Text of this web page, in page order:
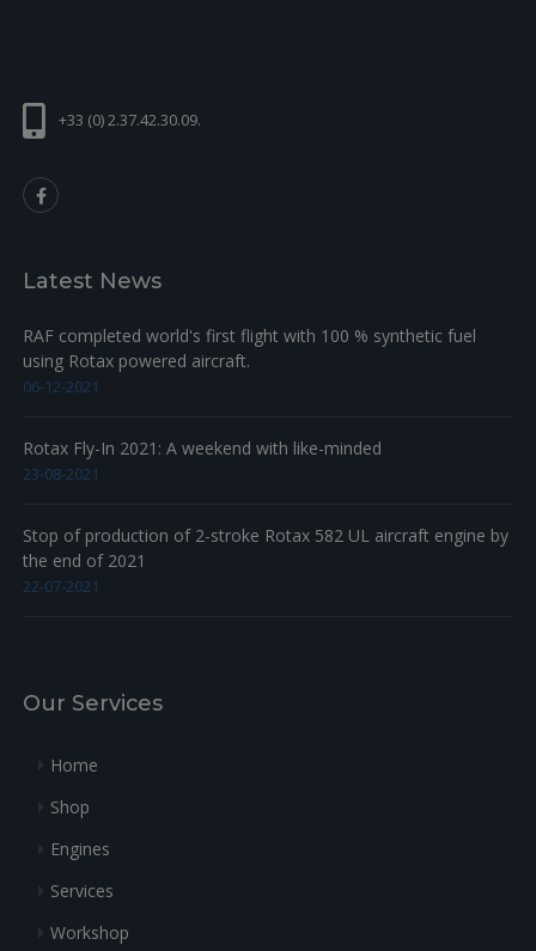
+33 (0) 2.37.42.30.09.
Latest News
RAF completed world's first flight with 100 % synthetic fuel
using Rotax powered aircraft.
06-12-2021
Rotax Fly-In 2021: A weekend with like-minded
23-08-2021
Stop of production of 2-stroke Rotax 582 UL aircraft engine by
the end of 2021
22-07-2021
Our Services
Home
Shop
Engines
Services
Workshop